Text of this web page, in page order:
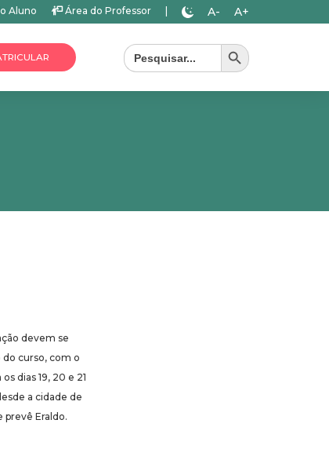
Aluno Área do Professor A- A+
Search
for:
Search Button
devem se
do curso, com o
dias 19, 20 e 21
a cidade de
prevê Eraldo.